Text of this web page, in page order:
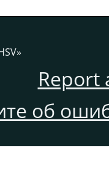
Report
об